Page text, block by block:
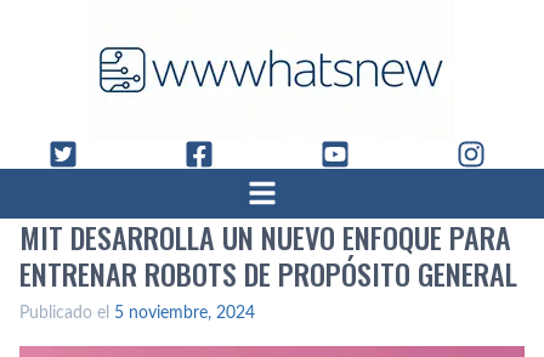
MIT DESARROLLA UN NUEVO ENFOQUE PARA
ENTRENAR ROBOTS DE PROPÓSITO GENERAL
Publicado el 5 noviembre, 2024